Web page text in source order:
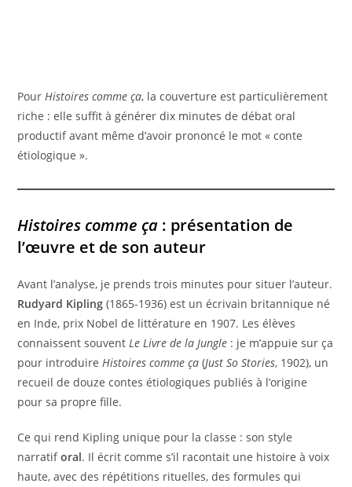
PourHistoires comme ça, la couverture est particulièrement
riche : elle suffit à générer dix minutes de débat oral
productif avant même d’avoir prononcé le mot « conte
étiologique ».
Histoires comme ça : présentation de
l’œuvre et de son auteur
Avant l’analyse, je prends trois minutes pour situer l’auteur.
Rudyard Kipling (1865-1936) est un écrivain britannique né
en Inde, prix Nobel de littérature en 1907. Les élèves
connaissent souventLe Livre de la Jungle : je m’appuie sur ça
pour introduireHistoires comme ça (Just So Stories, 1902), un
recueil de douze contes étiologiques publiés à l’origine
pour sa propre fille.
Ce qui rend Kipling unique pour la classe : son style
narratiforal. Il écrit comme s’il racontait une histoire à voix
haute, avec des répétitions rituelles, des formules qui